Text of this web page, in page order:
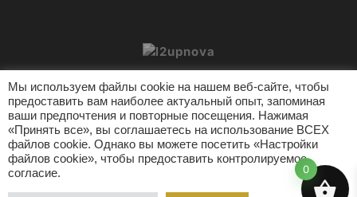
© 2026 L2Crypt. Все права защищены.
Инструменты L2 ПоддержкаПолитика конфиденциальности
Мы используем файлы cookie на нашем веб-сайте, чтобы
предоставить вам наиболее актуальный опыт, запоминая
ваши предпочтения и повторные посещения. Нажимая
«Принять все», вы соглашаетесь на использование ВСЕХ
файлов cookie. Однако вы можете посетить «Настройки
файлов cookie», чтобы предоставить контролируемое
согласие.
0